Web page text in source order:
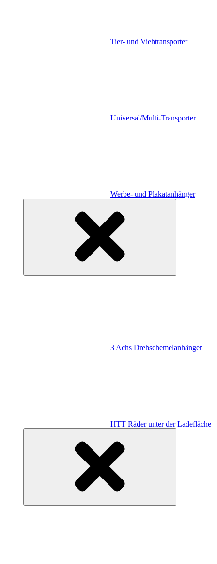
Tier- und Viehtransporter
Universal/Multi-Transporter
Werbe- und Plakatanhänger
3 Achs Drehschemelanhänger
HTT Räder unter der Ladefläche